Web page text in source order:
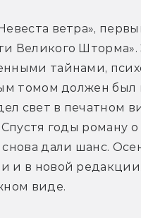
ветра»,
Великого
тайнами,
томом должен был
свет в печатном
годы роману
дали шанс.
в новой
виде.